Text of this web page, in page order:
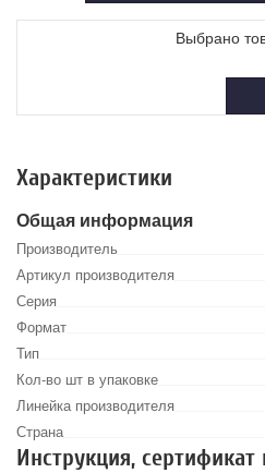
Выбрано
Характеристики
Общая информация
Производитель
Артикул производителя
Серия
Формат
Тип
Кол-во шт в упаковке
Линейка производителя
Страна
Инструкция, сертификат